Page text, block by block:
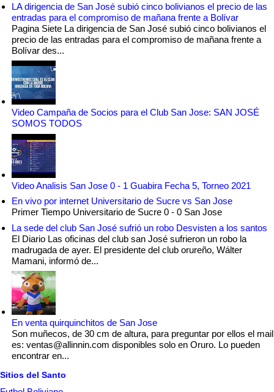
LA dirigencia de San José subió cinco bolivianos el precio de las
entradas para el compromiso de mañana frente a Bolívar
Pagina Siete La dirigencia de San José subió cinco bolivianos el
precio de las entradas para el compromiso de mañana frente a
Bolívar des...
Video Campaña de Socios para el Club San Jose: SAN JOSÉ
SOMOS TODOS
Video Analisis San Jose 0 - 1 Guabira Fecha 5, Torneo 2021
En vivo por internet Universitario de Sucre vs San Jose
Primer Tiempo Universitario de Sucre 0 - 0 San Jose
La sede del club San José sufrió un robo Desvisten a los santos
El Diario Las oficinas del club san José sufrieron un robo la
madrugada de ayer. El presidente del club orureño, Wálter
Mamani, informó de...
En venta quirquinchitos de San Jose
Son muñecos, de 30 cm de altura, para preguntar por ellos el mail
es: ventas@allinnin.com disponibles solo en Oruro. Lo pueden
encontrar en...
Sitios del Santo